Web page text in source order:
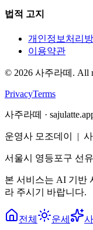
법적 고지
개인정보처리
이용약관
© 2026 사주라떼. All
PrivacyTerms
사주라떼 ·
운영사 모조데이 |
서울시 영등포구 선
본 서비스는 AI 기반
라 주시기 바랍니다.
전체 운세